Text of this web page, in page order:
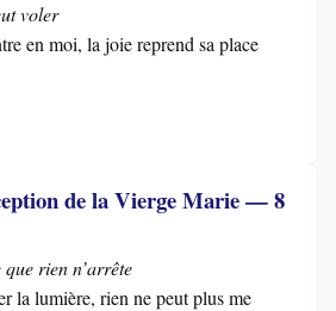
voler
en moi, la joie reprend sa place
de la Vierge Marie — 8
rien n’arrête
la lumière, rien ne peut plus me